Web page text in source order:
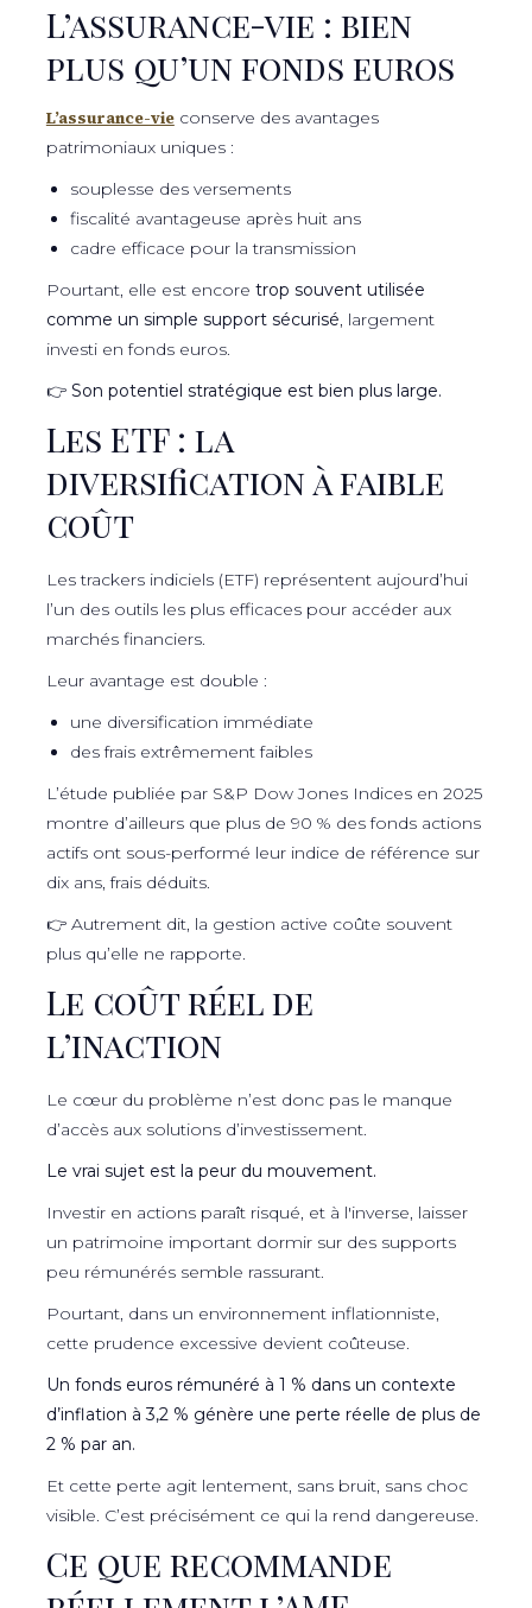
L’assurance-vie : bien
plus qu’un fonds euros
L’assurance-vieconserve des avantages
patrimoniaux uniques :
souplesse des versements
fiscalité avantageuse après huit ans
cadre efficace pour la transmission
Pourtant, elle est encore trop souvent utilisée
comme un simple support sécurisé , largement
investi en fonds euros.
👉 Son potentiel stratégique est bien plus large.
Les ETF : la
diversification à faible
coût
Les trackers indiciels (ETF) représentent aujourd’hui
l’un des outils les plus efficaces pour accéder aux
marchés financiers.
Leur avantage est double :
une diversification immédiate
des frais extrêmement faibles
L’étude publiée par S&P Dow Jones Indices en 2025
montre d’ailleurs que plus de 90 % des fonds actions
actifs ont sous-performé leur indice de référence sur
dix ans, frais déduits.
👉 Autrement dit, la gestion active coûte souvent
plus qu’elle ne rapporte.
Le coût réel de
l’inaction
Le cœur du problème n’est donc pas le manque
d’accès aux solutions d’investissement.
Le vrai sujet est la peur du mouvement.
Investir en actions paraît risqué, et à l'inverse, laisser
un patrimoine important dormir sur des supports
peu rémunérés semble rassurant.
Pourtant, dans un environnement inflationniste,
cette prudence excessive devient coûteuse.
Un fonds euros rémunéré à 1 % dans un contexte
d’inflation à 3,2 % génère une perte réelle de plus de
2 % par an.
Et cette perte agit lentement, sans bruit, sans choc
visible. C’est précisément ce qui la rend dangereuse.
Ce que recommande